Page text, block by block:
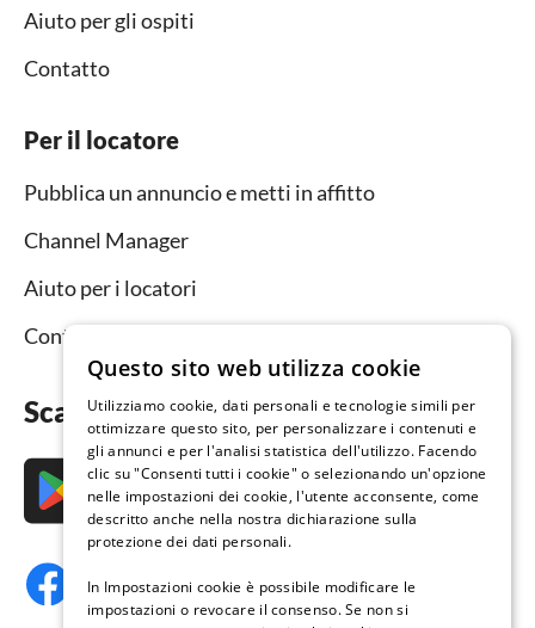
Aiuto per gli ospiti
Contatto
Per il locatore
Pubblica un annuncio e metti in affitto
Channel Manager
Aiuto per i locatori
Contatto
Scarica subito l’app
Questo sito web utilizza cookie
Utilizziamo cookie, dati personali e tecnologie simili per
ottimizzare questo sito, per personalizzare i contenuti e
gli annunci e per l'analisi statistica dell'utilizzo. Facendo
clic su "Consenti tutti i cookie" o selezionando un'opzione
nelle impostazioni dei cookie, l'utente acconsente, come
descritto anche nella nostra dichiarazione sulla
protezione dei dati personali.
In Impostazioni cookie è possibile modificare le
impostazioni o revocare il consenso. Se non si